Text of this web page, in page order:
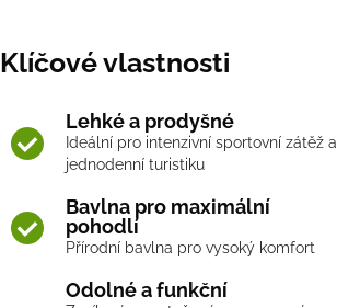
Klíčové vlastnosti
Lehké a prodyšné
Ideální pro intenzivní sportovní zátěž a
jednodenní turistiku
Bavlna pro maximální
pohodlí
Přírodní bavlna pro vysoký komfort
Odolné a funkční